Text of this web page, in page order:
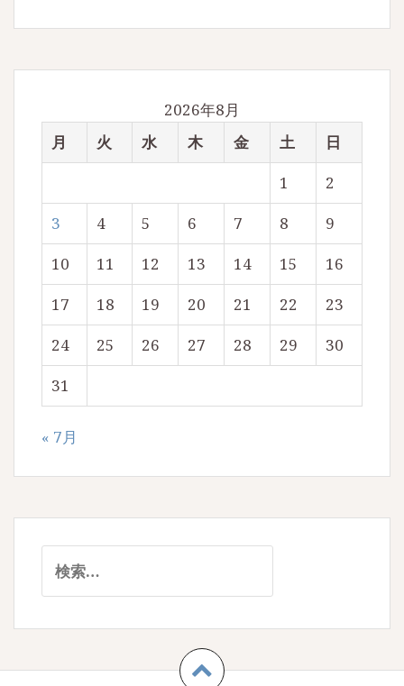
2026年8月
月
火 水 木 金 土
日
1
2
3
4 5 6 7 8
9
10
11 12 13 14 15
16
17
18 19 20 21 22
23
24
25 26 27 28 29
30
31
« 7月
索: